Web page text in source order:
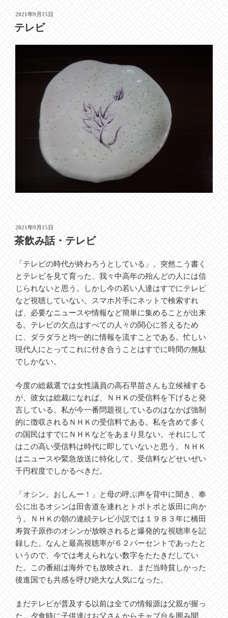
投
稿
日:
2021年9月15日
テレビ
投
稿
日:
2021年9月15日
茶飲み話・テレビ
「テレビの時代が終わろうとしている」。突然こう書く
とテレビを見て育った、我々中高年の殆んどの人には信
じられないと思う。しかし今の若い人達はすでにテレビ
など視聴していない。スマホ片手にネットで検索すれ
ば、必要なニュースや情報など簡単に集めることが出来
る。テレビの欠点はすべての人々の関心に答えるため
に、ダラダラと均一的に情報を流すことである。忙しい
現代人にとってこれに付き合うことはすでに時間の無駄
でしかない。
今度の総裁選では女性議員の高石早苗さんも立候補する
が、彼女は総裁になれば、ＮＨＫの受信料を下げると発
言している。私が今一番問題視しているのはなかば強制
的に徴収されるＮＨＫの受信料である。私を含めて多く
の国民はすでにＮＨＫなどをあまり見ない。それにして
はこの高い受信料は時代に即していないと思う。ＮＨＫ
はニュースや緊急放送に特化して、受信料などせいぜい
千円程度でしかるべきだ。
「オシン。おしんー！」と母の呼ぶ声を背中に聞き、奉
公に出るオシンは田舎道を連れとトボトボと坂田に向か
う。ＮＨＫの朝の連続テレビ小説では１９８３年に橋田
寿賀子原作のオシンが放映されると爆発的な視聴率を記
録した。なんと最高視聴率が６２パーセントであったと
いうので、今では考えられない数字をたたきだしてい
た。この番組は海外でも放映され、まだ当時貧しかった
後進国でも共感を呼び絶大な人気になった。
まだテレビが普及する以前は全ての情報源は父親が握っ
た。夕食時に子供達はお父さんからチャブ台を囲み聞